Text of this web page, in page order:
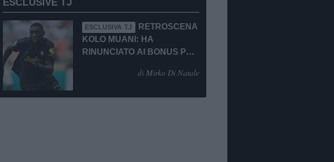
ESCLUSIVA TJ
RETROSCENA
KOLO MUANI: HA
RINUNCIATO AI BONUS PUR
di Mirko Di Natale